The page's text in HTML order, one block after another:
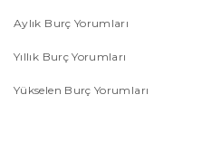
Aylık Burç Yorumları
Yıllık Burç Yorumları
Yükselen Burç Yorumları